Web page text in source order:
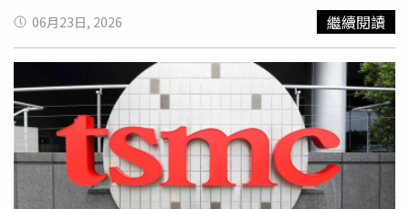
苦，也讓她格外珍惜得來不易的親子緣分。主持人庾澄慶好
奇詢問：「女兒喜歡這個名字嗎？」李祖寧笑說，家人一直
都是這樣叫她，因此女兒並不排斥。不過Bling本人則分
享，從小學開始有自主意識後，曾問媽媽為何替自己取這個
名字，笑稱媽媽雖然曾詢問是否要更改，但最後一路從幼稚
園、大學都被叫作Bling，「中間其實沒有什麼選擇權」。
談到求學時期的趣事，Bling自嘲，每次上英文課，其他同
學都有像Andrea、Jessica等英文名字，唯獨自己直接叫
Bling，老師點名總是第一個想到她，甚至犯錯時也會被連
06月23日, 2026 繼續閱讀